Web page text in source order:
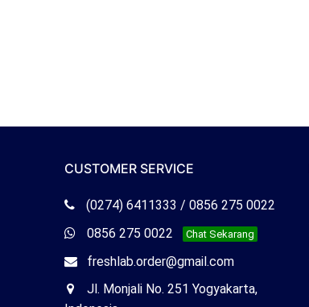
CUSTOMER SERVICE
Telepon
Freshlab
(0274) 6411333 / 0856 275 0022
Whatsapp
Freshlab
0856 275 0022 Chat Sekarang
Email
Freshlab
freshlab.order@gmail.com
OfficeJl. Monjali No. 251 Yogyakarta,